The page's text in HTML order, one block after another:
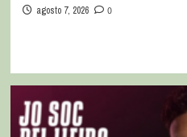
agosto 7, 2026 0